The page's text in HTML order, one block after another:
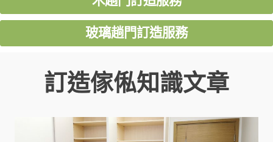
玻璃趟門訂造服務
訂造傢俬知識文章